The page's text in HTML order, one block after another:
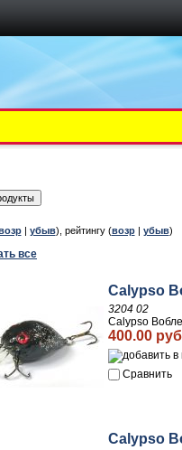
| убыв), рейтингу (возр| убыв)
все
Calypso
3204 02
Calypso
400.00
Сравнить
Calypso